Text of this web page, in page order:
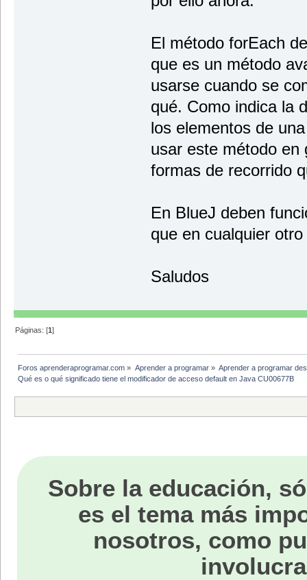
El método forEach
que es un método
usarse cuando se
qué. Como indica la
los elementos de
usar este método en
formas de recorrido
En BlueJ deben
que en cualquier
Saludos
Páginas: [1]
Foros aprenderaprogramar.com » Aprender a programar» Aprender a programar
Qué es o qué significado tiene el modificador de acceso default en Java CU00677B
Sobre la educación,
es el tema más
nosotros, como